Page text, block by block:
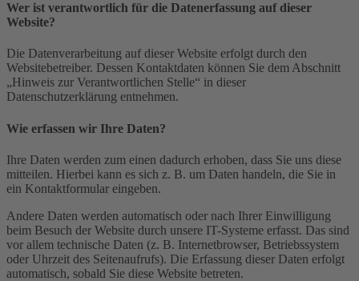
Wer ist verantwortlich für die Datenerfassung auf dieser
Website?
Die Datenverarbeitung auf dieser Website erfolgt durch den
Websitebetreiber. Dessen Kontaktdaten können Sie dem Abschnitt
„Hinweis zur Verantwortlichen Stelle“ in dieser
Datenschutzerklärung entnehmen.
Wie erfassen wir Ihre Daten?
Ihre Daten werden zum einen dadurch erhoben, dass Sie uns diese
mitteilen. Hierbei kann es sich z. B. um Daten handeln, die Sie in
ein Kontaktformular eingeben.
Andere Daten werden automatisch oder nach Ihrer Einwilligung
beim Besuch der Website durch unsere IT-Systeme erfasst. Das sind
vor allem technische Daten (z. B. Internetbrowser, Betriebssystem
oder Uhrzeit des Seitenaufrufs). Die Erfassung dieser Daten erfolgt
automatisch, sobald Sie diese Website betreten.